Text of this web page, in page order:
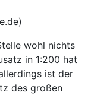
wohl nichts
in 1:200 hat
ist der
des großen